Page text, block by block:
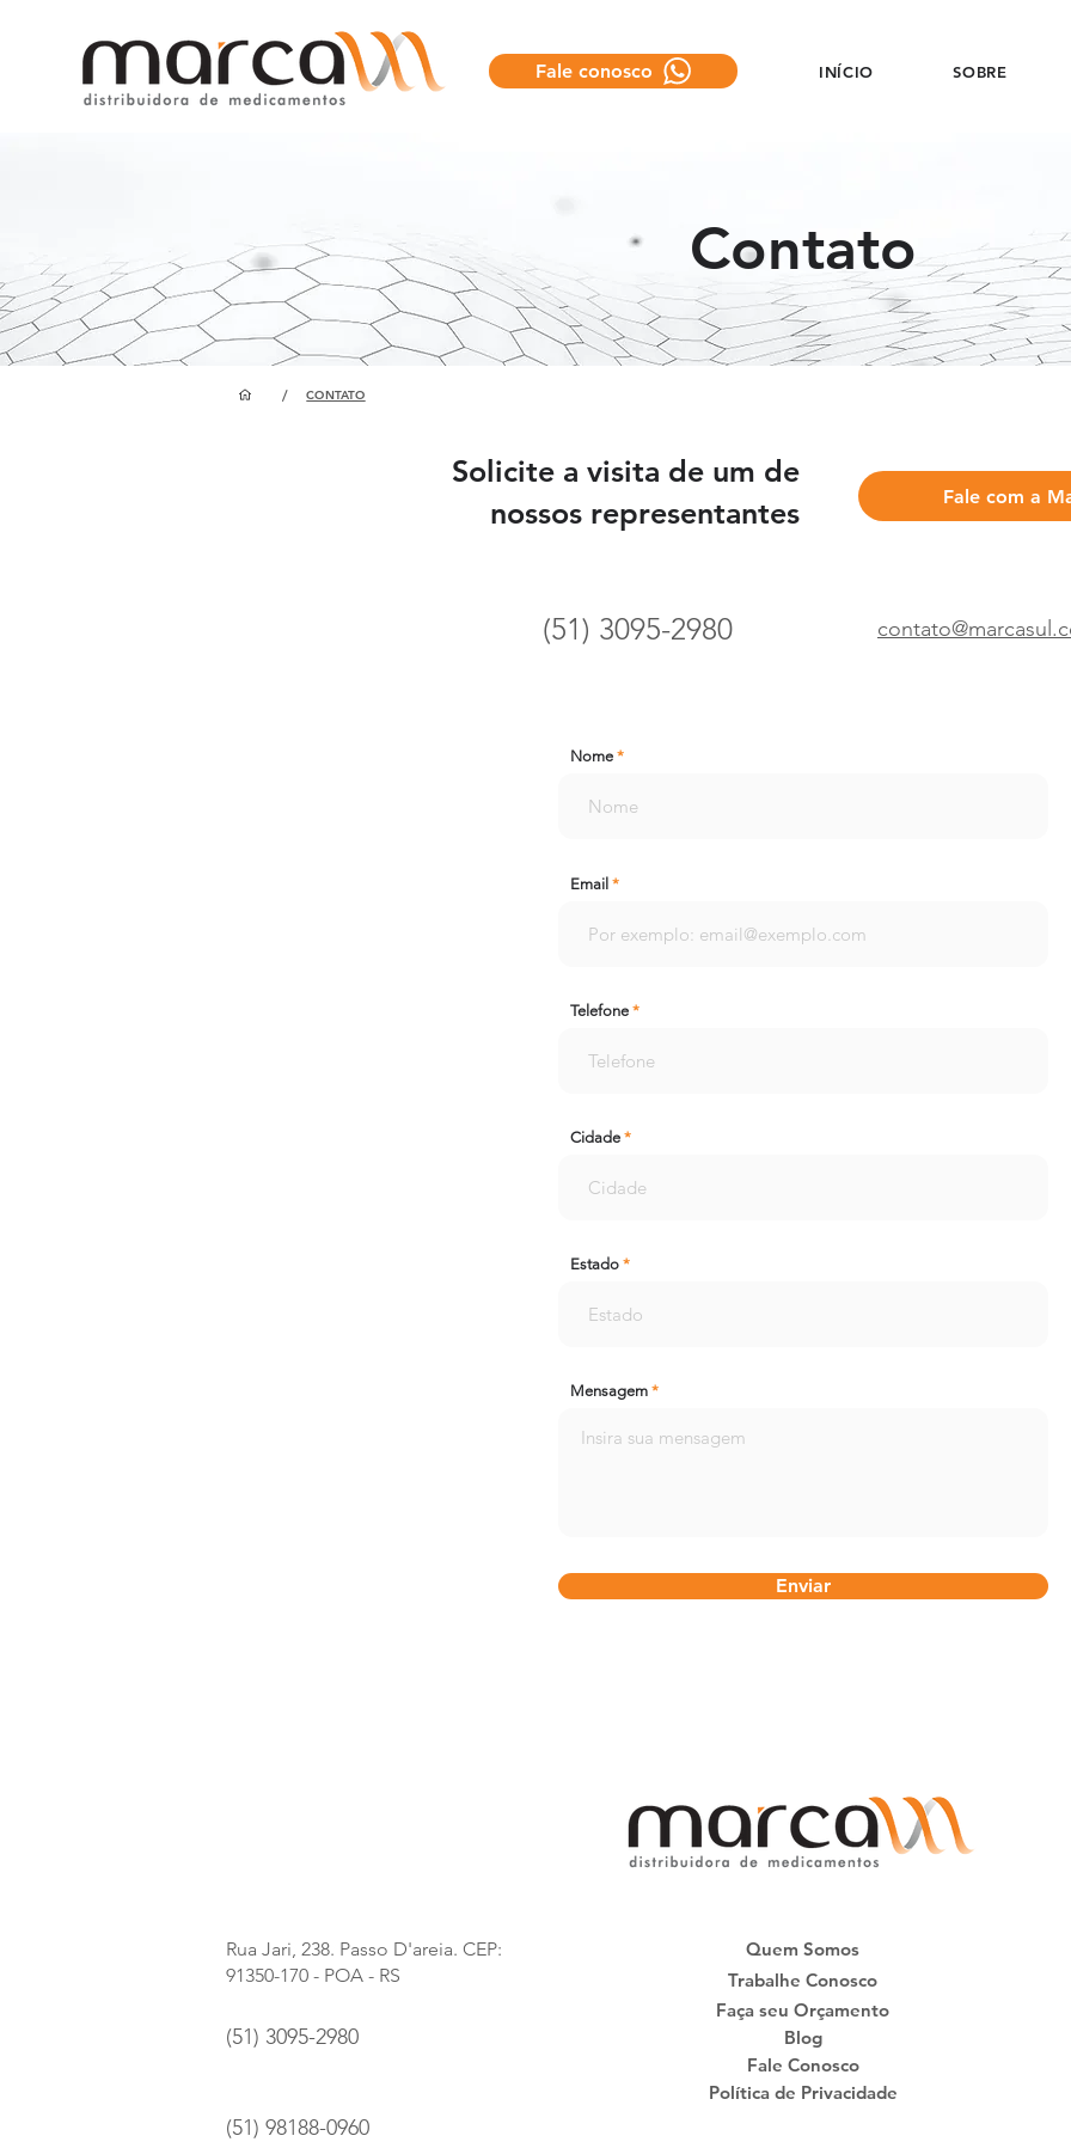
Fale conosco INÍCIO SOBRE
Contato
/ CONTATO
Solicite a visita de um de
nossos representantes
Fale com a
(51) 3095-2980
Nome
Email
Telefone
Cidade
Estado
Mensagem
Enviar
Rua Jari, 238. Passo D'areia. CEP:
91350-170 - POA - RS
(51) 3095-2980
(51) 98188-0960
Quem Somos
Trabalhe Conosco
Faça seu Orçamento
Blog
Fale Conosco
Política de Privacidade